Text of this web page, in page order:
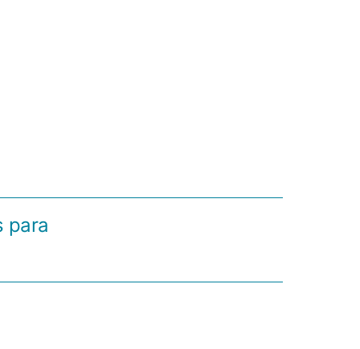
para